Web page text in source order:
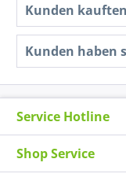
Kunden
Kunden haben
Service Hotline
Shop Service